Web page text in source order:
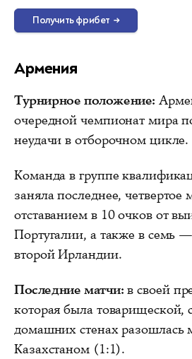
Получить фрибет →
Армения
Турнирное положение:
очередной чемпионат мира
неудачи в отборочном цикле.
Команда в группе
заняла последнее, четвертое
отставанием в 10 очков от
Португалии, а также в семь
второй Ирландии.
Последние матчи: в своей
которая была товарищеской,
домашних стенах разошлась
Казахстаном (1:1).